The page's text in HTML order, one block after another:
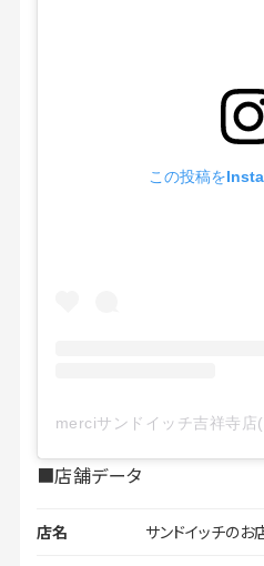
この投稿を
■店舗データ
店名 サンドイッチのお